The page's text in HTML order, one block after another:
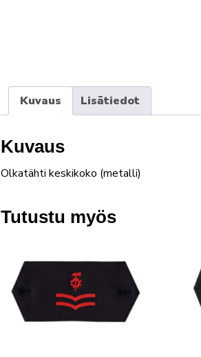
Kuvaus Lisätiedot
Kuvaus
Olkatähti keskikoko (metalli)
Tutustu myös